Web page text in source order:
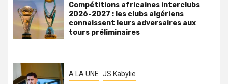
Compétitions africaines interclubs
2026-2027 : les clubs algériens
connaissent leurs adversaires aux
tours préliminaires
A LA UNE JS Kabylie